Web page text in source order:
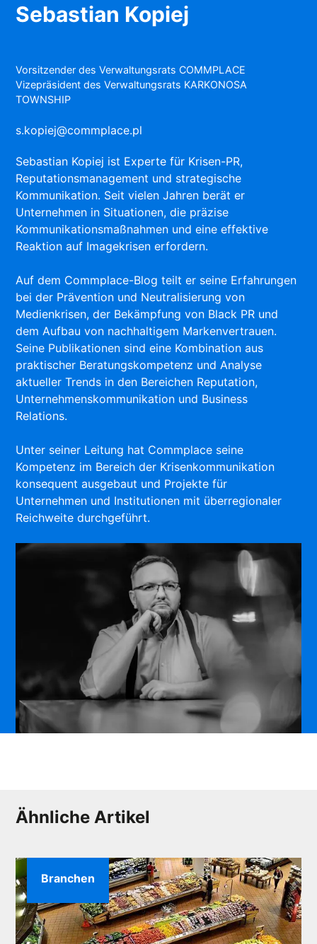
Sebastian Kopiej
Vorsitzender des Verwaltungsrats COMMPLACE
Vizepräsident des Verwaltungsrats KARKONOSA
TOWNSHIP
s.kopiej@commplace.pl
Sebastian Kopiej ist Experte für Krisen-PR,
Reputationsmanagement und strategische
Kommunikation. Seit vielen Jahren berät er
Unternehmen in Situationen, die präzise
Kommunikationsmaßnahmen und eine effektive
Reaktion auf Imagekrisen erfordern.
Auf dem Commplace-Blog teilt er seine Erfahrungen
bei der Prävention und Neutralisierung von
Medienkrisen, der Bekämpfung von Black PR und
dem Aufbau von nachhaltigem Markenvertrauen.
Seine Publikationen sind eine Kombination aus
praktischer Beratungskompetenz und Analyse
aktueller Trends in den Bereichen Reputation,
Unternehmenskommunikation und Business
Relations.
Unter seiner Leitung hat Commplace seine
Kompetenz im Bereich der Krisenkommunikation
konsequent ausgebaut und Projekte für
Unternehmen und Institutionen mit überregionaler
Reichweite durchgeführt.
Ähnliche Artikel
Branchen